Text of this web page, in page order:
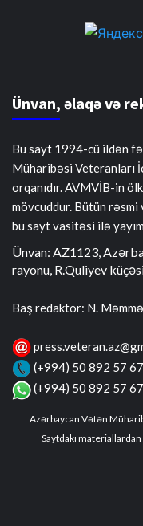
Ünvan, əlaqə və
Bu sayt 1994-cü ildən
Müharibəsi Veteranları
orqanıdır. AVMVİB-in
mövcuddur. Bütün
bu sayt vasitəsi ilə
Ünvan: AZ1123,
rayonu, R.Quliyev
Baş redaktor: N.
(+994) 50 892 57 67
(+994) 50 892 57 67
Azərbaycan Vətən
Saytdakı